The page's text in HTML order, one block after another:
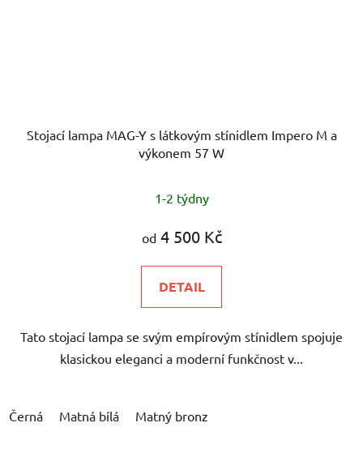
Stojací lampa MAG-Y s látkovým stínidlem Impero M a
výkonem 57 W
1-2 týdny
od4 500 Kč
DETAIL
Tato stojací lampa se svým empírovým stínidlem spojuje
klasickou eleganci a moderní funkčnost v...
Černá Matná bílá Matný bronz